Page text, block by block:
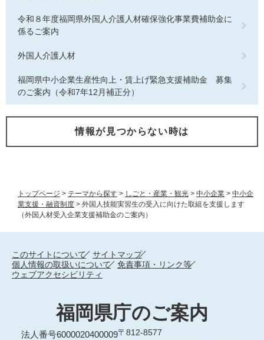
トップページ > テーマから探す > しごと・産業・観光 > 中小企業 > 中小企
業支援・融資制度 > 外国人技能実習生の受入に向けた取組を支援します
（外国人材受入企業支援補助金のご案内）
令和８年度福岡県外国人介護人材確保強化事業費補助金に
係るご案内
外国人介護人材
福岡県中小企業生産性向上・賃上げ緊急支援補助金 募集
のご案内（令和7年12月補正分）
情報が見つからない時は
このサイトについて
サイトマップ
個人情報の取扱いについて
免責事項・リンク等
ウェブアクセシビリティ
福岡県庁のご案内
法人番号6000020400009〒812-8577